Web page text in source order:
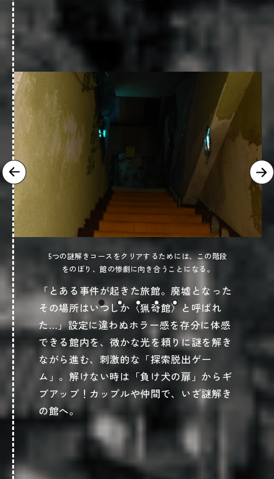
5つの謎解きコースをクリアするためには、この階段
をのぼり、館の惨劇に向き合うことになる。
「とある事件が起きた旅館。廃墟となった
その場所はいつしか〈猟奇館〉と呼ばれ
た…」設定に違わぬホラー感を存分に体感
できる館内を、微かな光を頼りに謎を解き
ながら進む、刺激的な「探索脱出ゲー
ム」。解けない時は「負け犬の扉」からギ
ブアップ！カップルや仲間で、いざ謎解き
の館へ。